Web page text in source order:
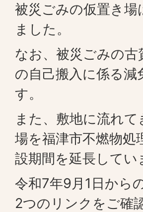
被災ごみの仮置き
ました。
なお、被災ごみの
の自己搬入に係る
す。
また、敷地に流れ
場を福津市不燃物
設期間を延長してい
令和7年9月1日から
2つのリンクをご確